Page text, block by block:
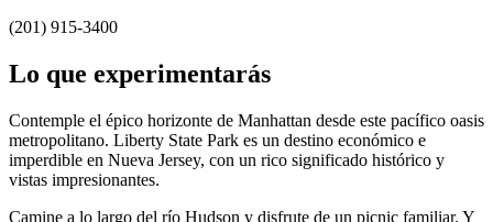
(201) 915-3400
Lo que experimentarás
Contemple el épico horizonte de Manhattan desde este pacífico oasis
metropolitano. Liberty State Park es un destino económico e
imperdible en Nueva Jersey, con un rico significado histórico y
vistas impresionantes.
Camine a lo largo del río Hudson y disfrute de un picnic familiar. Y